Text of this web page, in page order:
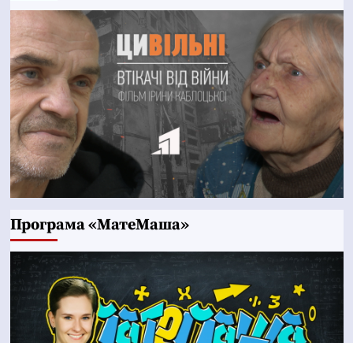
Програма «МатеМаша»